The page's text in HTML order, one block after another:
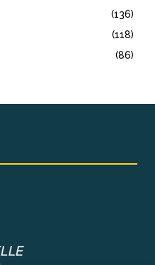
(136)
(118)
(86)